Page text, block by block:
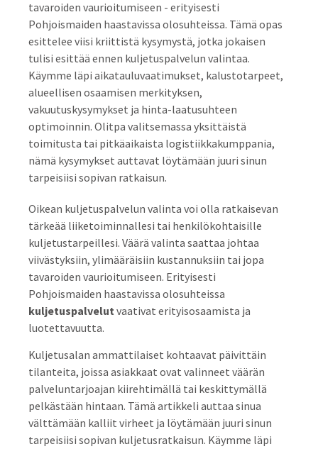
tavaroiden vaurioitumiseen - erityisesti
Pohjoismaiden haastavissa olosuhteissa. Tämä opas
esittelee viisi kriittistä kysymystä, jotka jokaisen
tulisi esittää ennen kuljetuspalvelun valintaa.
Käymme läpi aikatauluvaatimukset, kalustotarpeet,
alueellisen osaamisen merkityksen,
vakuutuskysymykset ja hinta-laatusuhteen
optimoinnin. Olitpa valitsemassa yksittäistä
toimitusta tai pitkäaikaista logistiikkakumppania,
nämä kysymykset auttavat löytämään juuri sinun
tarpeisiisi sopivan ratkaisun.
Oikean kuljetuspalvelun valinta voi olla ratkaisevan
tärkeää liiketoiminnallesi tai henkilökohtaisille
kuljetustarpeillesi. Väärä valinta saattaa johtaa
viivästyksiin, ylimääräisiin kustannuksiin tai jopa
tavaroiden vaurioitumiseen. Erityisesti
Pohjoismaiden haastavissa olosuhteissa
kuljetuspalvelut vaativat erityisosaamista ja
luotettavuutta.
Kuljetusalan ammattilaiset kohtaavat päivittäin
tilanteita, joissa asiakkaat ovat valinneet väärän
palveluntarjoajan kiirehtimällä tai keskittymällä
pelkästään hintaan. Tämä artikkeli auttaa sinua
välttämään kalliit virheet ja löytämään juuri sinun
tarpeisiisi sopivan kuljetusratkaisun. Käymme läpi